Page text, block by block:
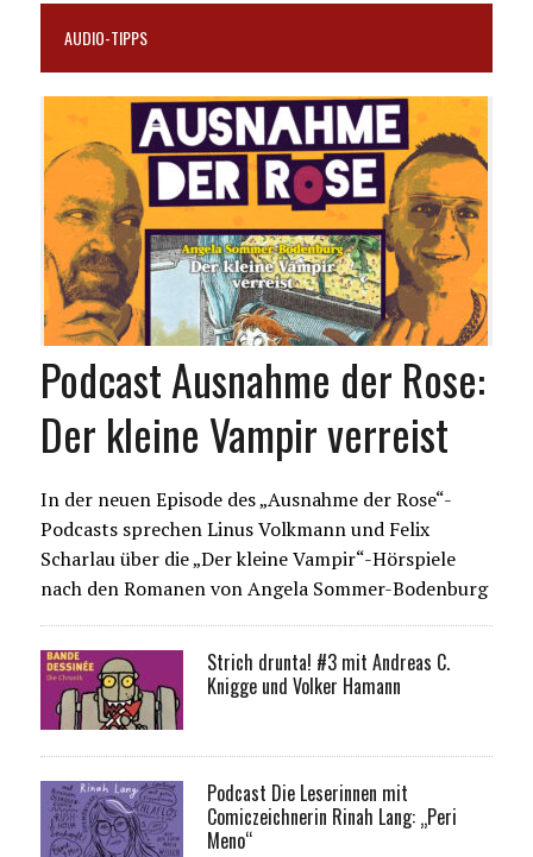
AUDIO-TIPPS
Podcast Ausnahme der Rose:
Der kleine Vampir verreist
In der neuen Episode des „Ausnahme der Rose“-
Podcasts sprechen Linus Volkmann und Felix
Scharlau über die „Der kleine Vampir“-Hörspiele
nach den Romanen von Angela Sommer-Bodenburg
Strich drunta! #3 mit Andreas C.
Knigge und Volker Hamann
Podcast Die Leserinnen mit
Comiczeichnerin Rinah Lang: „Peri
Meno“